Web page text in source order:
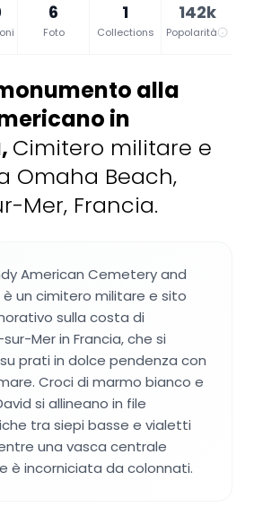
6
Foto
1
Collections
142k
Popolarità
alla
in
, Cimitero militare e
Omaha Beach,
Mer, Francia.
American Cemetery and
è un cimitero militare e sito
sulla costa di
Mer in Francia, che si
prati in dolce pendenza con
Croci di marmo bianco e
si allineano in file
tra siepi basse e vialetti
una vasca centrale
è incorniciata da colonnati.